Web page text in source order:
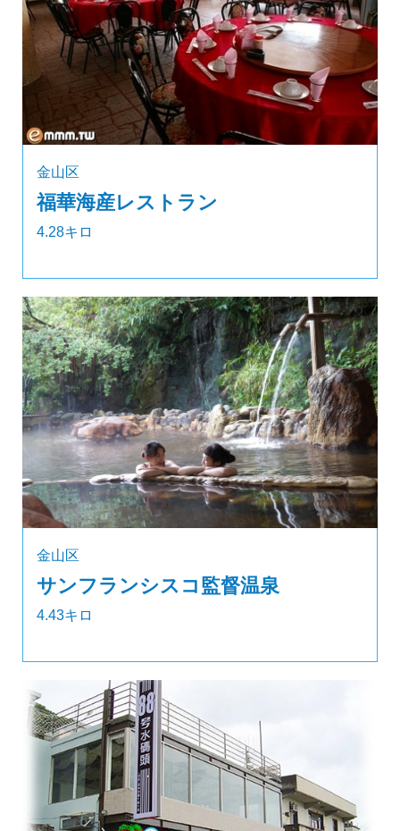
金山区
福華海産レストラン
4.28キロ
金山区
サンフランシスコ監督温泉
4.43キロ